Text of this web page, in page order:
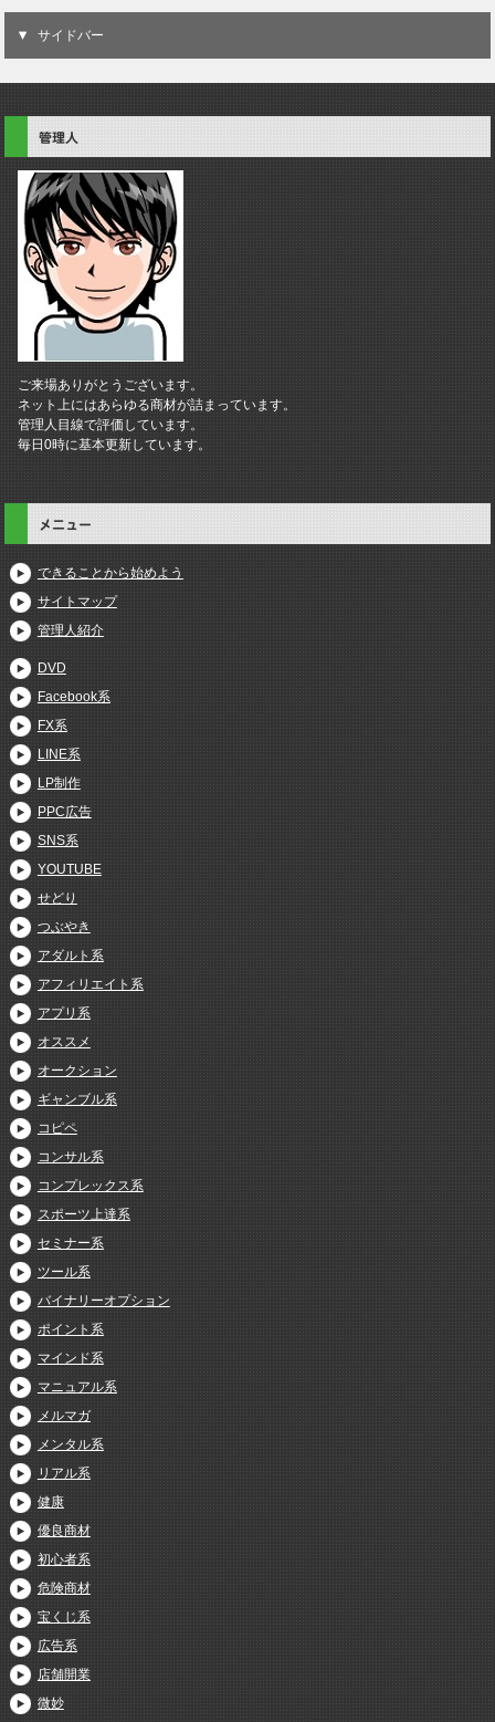
サイドバー
管理人
ご来場ありがとうございます。
ネット上にはあらゆる商材が詰まっています。
管理人目線で評価しています。
毎日0時に基本更新しています。
メニュー
できることから始めよう
サイトマップ
管理人紹介
DVD
Facebook系
FX系
LINE系
LP制作
PPC広告
SNS系
YOUTUBE
せどり
つぶやき
アダルト系
アフィリエイト系
アプリ系
オススメ
オークション
ギャンブル系
コピペ
コンサル系
コンプレックス系
スポーツ上達系
セミナー系
ツール系
バイナリーオプション
ポイント系
マインド系
マニュアル系
メルマガ
メンタル系
リアル系
健康
優良商材
初心者系
危険商材
宝くじ系
広告系
店舗開業
微妙